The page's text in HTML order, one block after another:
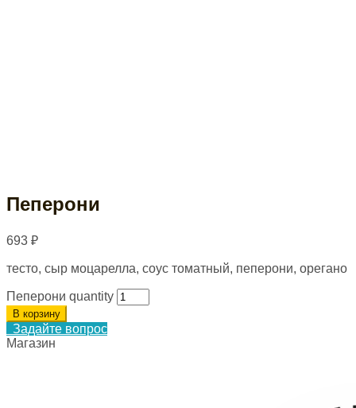
Пеперони
693 ₽
тесто, сыр моцарелла, соус томатный, пеперони, орегано
Пеперони quantity
В корзину
Задайте вопрос
Магазин